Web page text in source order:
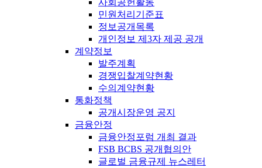
사회공헌활동
민원처리기준표
정보공개목록
개인정보 제3자 제공 공개
계약정보
발주계획
경쟁입찰계약현황
수의계약현황
통화정책
공개시장운영 공지
금융안정
금융안정포럼 개최 결과
FSB BCBS 공개협의안
글로벌 금융규제 뉴스레터